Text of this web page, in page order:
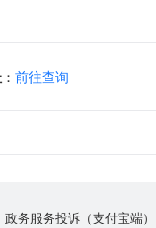
： 前往查询
政务服务投诉（支付宝端）